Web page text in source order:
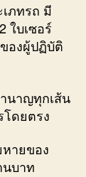
ภทรถ มี
ใบเซอร์
องผู้ปฏิบัติ
นาญทุกเส้น
ดยตรง
ายของ
นบาท